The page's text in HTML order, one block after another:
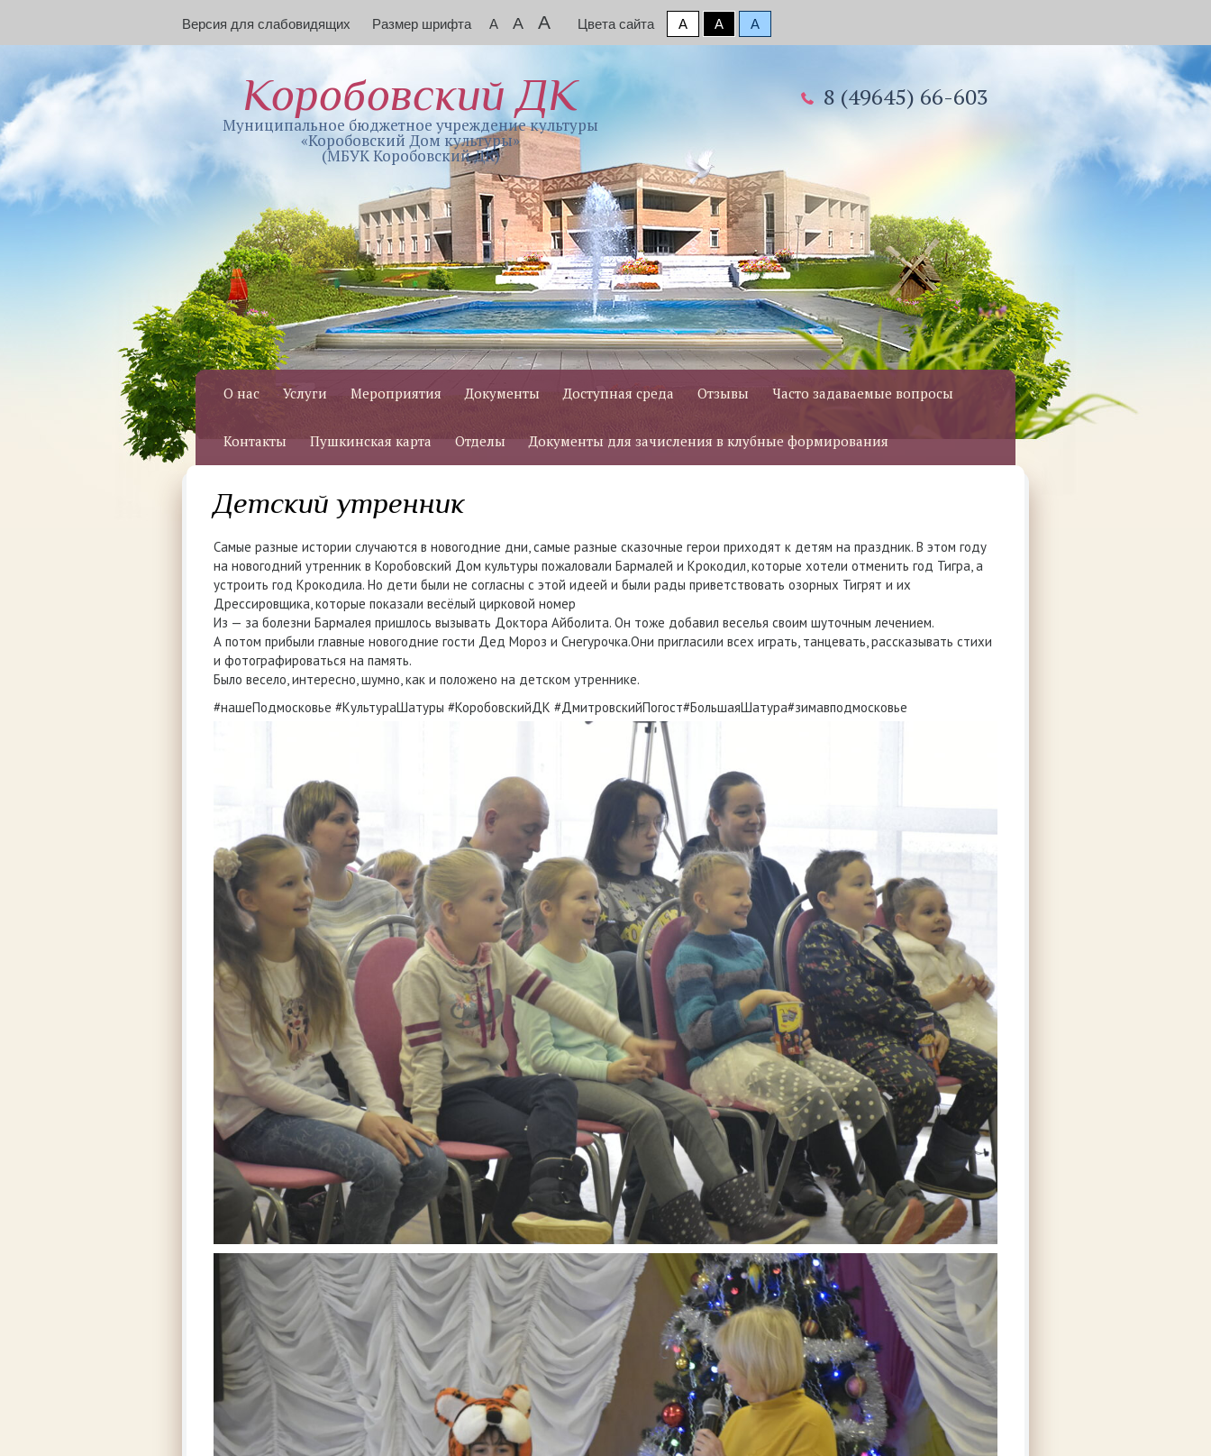
Версия для слабовидящих Размер шрифта A A A Цвета сайта A A A
Коробовский ДК
Муниципальное бюджетное учреждение культуры
«Коробовский Дом культуры»
(МБУК Коробовский ДК)
8 (49645) 66-603
О нас Услуги Мероприятия Документы Доступная среда Отзывы Часто задаваемые вопросы
Контакты Пушкинская карта Отделы Документы для зачисления в клубные формирования
Детский утренник
Самые разные истории случаются в новогодние дни, самые разные сказочные герои приходят к детям на праздник. В этом году
на новогодний утренник в Коробовский Дом культуры пожаловали Бармалей и Крокодил, которые хотели отменить год Тигра, а
устроить год Крокодила. Но дети были не согласны с этой идеей и были рады приветствовать озорных Тигрят и их
Дрессировщика, которые показали весёлый цирковой номер
Из — за болезни Бармалея пришлось вызывать Доктора Айболита. Он тоже добавил веселья своим шуточным лечением.
А потом прибыли главные новогодние гости Дед Мороз и Снегурочка.Они пригласили всех играть, танцевать, рассказывать стихи
и фотографироваться на память.
Было весело, интересно, шумно, как и положено на детском утреннике.
#нашеПодмосковье #КультураШатуры #КоробовскийДК #ДмитровскийПогост#БольшаяШатура#зимавподмосковье